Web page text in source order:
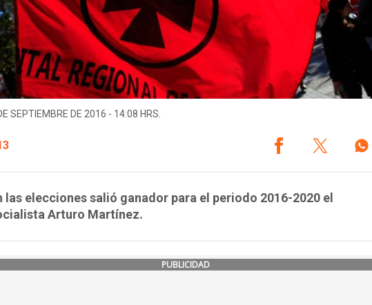
SEPTIEMBRE DE 2016 - 14:08 HRS.
las elecciones salió ganador para el periodo 2016-2020 el
Arturo Martínez.
PUBLICIDAD